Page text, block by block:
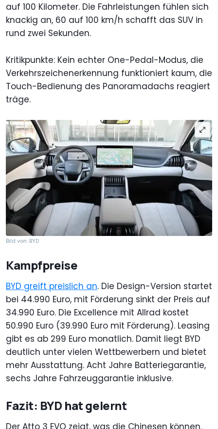
auf 100 Kilometer. Die Fahrleistungen fühlen sich
knackig an, 60 auf 100 km/h schafft das SUV in
rund zwei Sekunden.
Kritikpunkte: Kein echter One-Pedal-Modus, die
Verkehrszeichenerkennung funktioniert kaum, die
Touch-Bedienung des Panoramadachs reagiert
träge.
Bild von: BYD
Kampfpreise
BYD greift preislich an. Die Design-Version startet
bei 44.990 Euro, mit Förderung sinkt der Preis auf
34.990 Euro. Die Excellence mit Allrad kostet
50.990 Euro (39.990 Euro mit Förderung). Leasing
gibt es ab 299 Euro monatlich. Damit liegt BYD
deutlich unter vielen Wettbewerbern und bietet
mehr Ausstattung. Acht Jahre Batteriegarantie,
sechs Jahre Fahrzeuggarantie inklusive.
Fazit: BYD hat gelernt
Der Atto 3 EVO zeigt, was die Chinesen können,